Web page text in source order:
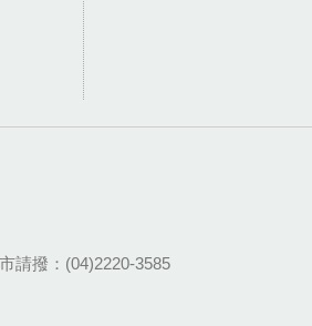
請撥：(04)2220-3585